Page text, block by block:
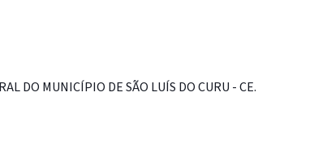
DO MUNICÍPIO DE SÃO LUÍS DO CURU - CE.